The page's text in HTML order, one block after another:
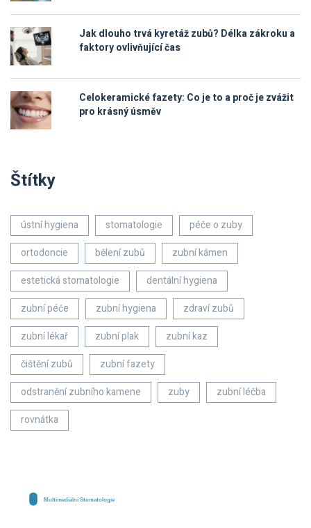
Jak dlouho trvá kyretáž zubů? Délka zákroku a
faktory ovlivňující čas
Celokeramické fazety: Co je to a proč je zvážit
pro krásný úsměv
Štítky
ústní hygiena stomatologie
péče o zuby
ortodoncie
bělení zubů
zubní kámen
estetická stomatologie
dentální hygiena
zubní péče
zubní hygiena
zdraví zubů
zubní lékař
zubní plak
zubní kaz
čištění zubů
zubní fazety
odstranění zubního kamene
zuby
zubní léčba
rovnátka